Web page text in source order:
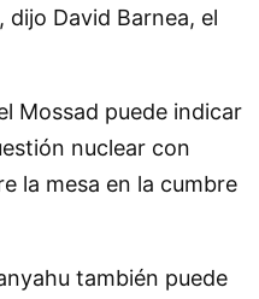
, dijo David Barnea, el
Mossad puede indicar
nuclear con
la mesa en la cumbre
también puede